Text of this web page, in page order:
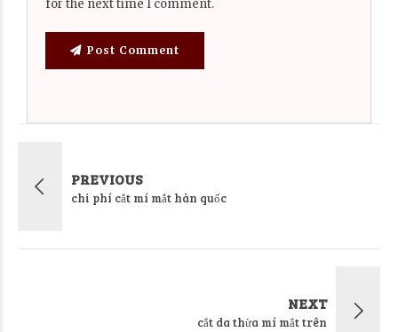
for the next time I comment.
Post Comment
PREVIOUS
chi phí cắt mí mắt hàn quốc
NEXT
cắt da thừa mí mắt trên